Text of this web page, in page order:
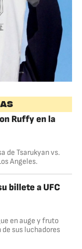
Ruffy en la
de Tsarukyan vs.
Angeles.
billete a UFC
en auge y fruto
sus luchadores